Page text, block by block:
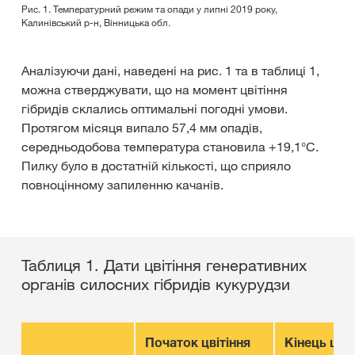
Рис. 1. Температурний режим та опади у липні 2019 року,
Калинівський р-н, Вінницька обл.
Аналізуючи дані, наведені на рис. 1 та в таблиці 1,
можна стверджувати, що на момент цвітіння
гібридів склались оптимальні погодні умови.
Протягом місяця випало 57,4 мм опадів,
середньодобова температура становила +19,1°С.
Пилку було в достатній кількості, що сприяло
повноцінному запиленню качанів.
Таблиця 1. Дати цвітіння генеративних
органів силосних гібридів кукурудзи
Початок цвітіння Кінець